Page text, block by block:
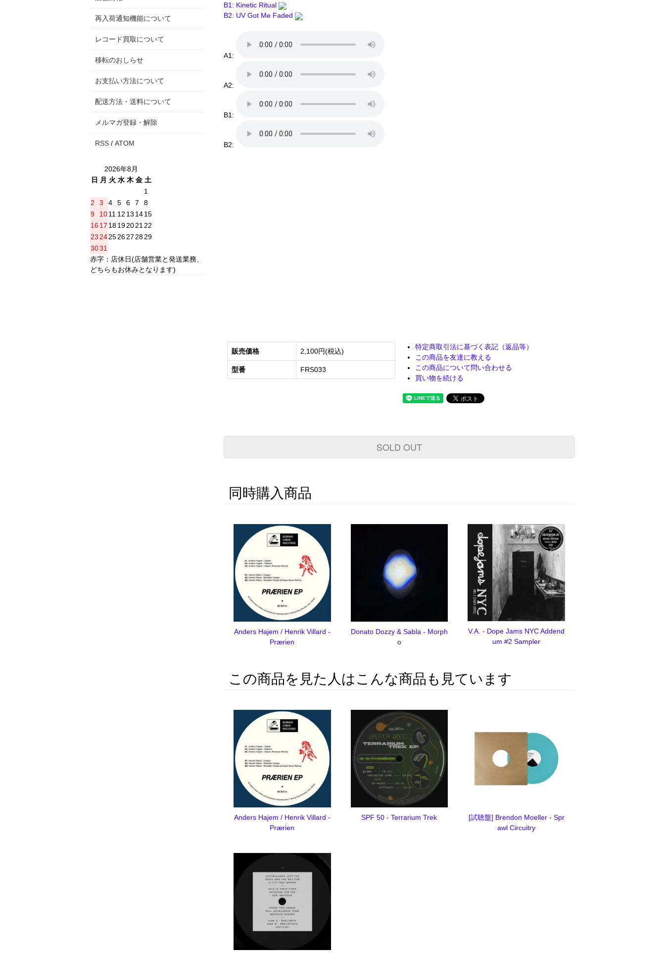
B1: Kinetic Ritual
B2: UV Got Me Faded
A1:
A2:
B1:
B2:
販売価格 2,100円(税込)
型番 FRS033
特定商取引法に基づく表記（返品等）
この商品を友達に教える
この商品について問い合わせる
買い物を続ける
SOLD OUT
同時購入商品
Anders Hajem / Henrik Villard -
Prærien
Donato Dozzy & Sabla - Morph
o
V.A. - Dope Jams NYC Addend
um #2 Sampler
この商品を見た人はこんな商品も見ています
Anders Hajem / Henrik Villard -
Prærien
SPF 50 - Terrarium Trek
[試聴盤] Brendon Moeller - Spr
awl Circuitry
再入荷通知機能について
レコード買取について
移転のおしらせ
お支払い方法について
配送方法・送料について
メルマガ登録・解除
RSS / ATOM
2026年8月
日
月 火 水 木 金 土
1
2
3 4 5 6 7
8
9
1011 12 13 1415
16 17 18192021 22
23 24252627 2829
3031
赤字：店休日(店舗営業と発送業務、
どちらもお休みとなります)